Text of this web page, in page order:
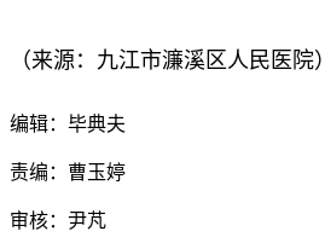
（来源：九江市濂溪区人民医院）
编辑：毕典夫
责编：曹玉婷
审核：尹芃